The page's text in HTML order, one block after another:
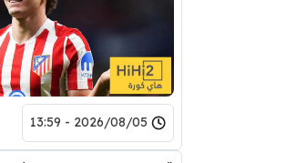
2026/08/05 - 13:59